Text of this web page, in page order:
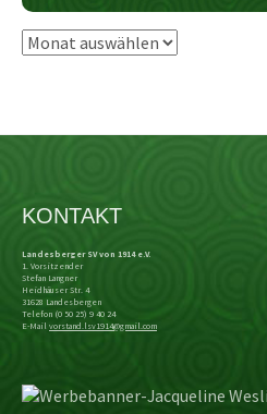
Beitragsarchiv
KONTAKT
Landesberger SV von 1914 e.V.
1. Vorsitzender
Stefan Langner
Heidhäuser Str. 4
31628 Landesbergen
Telefon (0 50 25) 9 40 24
E-Mail vorstand.lsv1914@gmail.com